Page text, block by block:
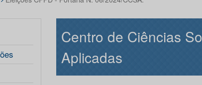
Centro de Ciências
Aplicadas